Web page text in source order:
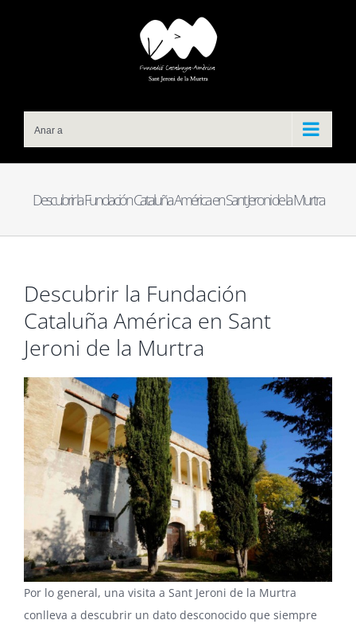
Anar a
Descubrir la Fundación Cataluña América en Sant Jeroni de la Murtra
Descubrir la Fundación
Cataluña América en Sant
Jeroni de la Murtra
Por lo general, una visita a Sant Jeroni de la Murtra
conlleva a descubrir un dato desconocido que siempre